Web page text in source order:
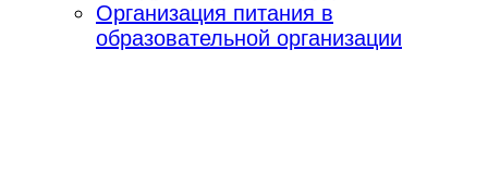
Организация питания в
образовательной организации